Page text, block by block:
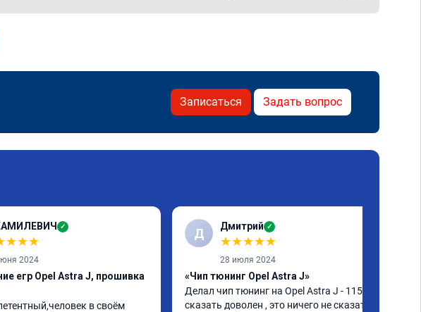
Записаться Задать вопрос
✓
★★★
2024
егр Opel Astra J, прошивка
в своём
Д Дмитрий ✓
★★★★★
28 июля 2024
«Чип тюнинг Opel Astra J»
Делал чип тюнинг на Opel Astra J - 115 л.с ,
сказать доволен , это ничего не сказать ,